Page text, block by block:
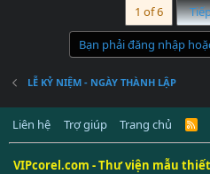
1 of 6
Bạn phải đăng nhập
LỄ KỶ NIỆM - NGÀY THÀNH LẬP
Liên hệ Trợ giúp Trang chủ
R
VIPcorel.com - Thư viện mẫu